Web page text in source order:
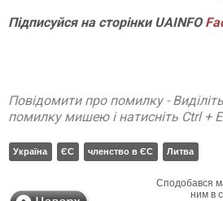
Підписуйся на сторінки UAINFO
Повідомити про помилку -
помилку мишею і натисніть Ctrl +
Україна ЄС членство в ЄС Литва
Сподобався
ним в